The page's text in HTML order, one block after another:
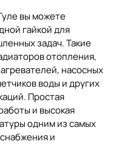
вы можете
гайкойдля
задач. Такие
отопления,
насосных
воды и других
Простая
и высокая
одним из самых
и